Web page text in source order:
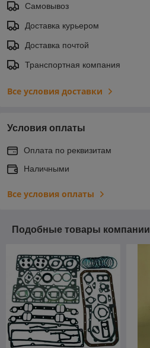
Самовывоз
Доставка курьером
Доставка почтой
Транспортная компания
Все условия доставки
Условия оплаты
Оплата по реквизитам
Наличными
Все условия оплаты
Подобные товары компании